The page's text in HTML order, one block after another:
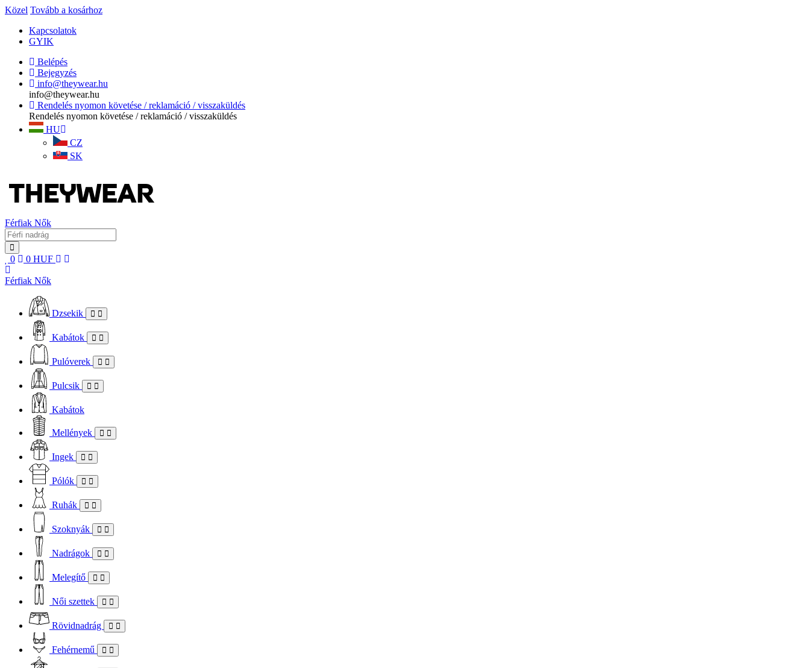
Közel Tovább a kosárhoz
Kapcsolatok
GYIK
Belépés
Bejegyzés
info@theywear.hu
info@theywear.hu
Rendelés nyomon követése / reklamáció / visszaküldés
Rendelés nyomon követése / reklamáció / visszaküldés
HU
CZ
SK
Férfiak Nők
0 0 HUF
Férfiak Nők
Dzsekik
Kabátok
Pulóverek
Pulcsik
Kabátok
Mellények
Ingek
Pólók
Ruhák
Szoknyák
Nadrágok
Melegítő
Női szettek
Rövidnadrág
Fehérnemű